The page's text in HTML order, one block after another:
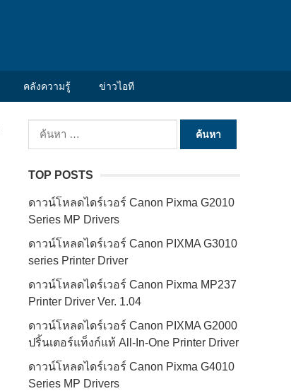
คลังความรู้ ข่าวไอที
ค้นหา
สำหรับ:
TOP POSTS
ดาวน์โหลดไดร์เวอร์ Canon Pixma G2010
Series MP Drivers
ดาวน์โหลดไดร์เวอร์ Canon PIXMA G3010
series Printer Driver
ดาวน์โหลดไดร์เวอร์ Canon Pixma MP237
Printer Driver Ver. 1.04
ดาวน์โหลดไดร์เวอร์ Canon PIXMA G2000
ปริ้นเตอร์แท็งก์แท้ All-In-One Printer Driver
ดาวน์โหลดไดร์เวอร์ Canon Pixma G4010
Series MP Drivers